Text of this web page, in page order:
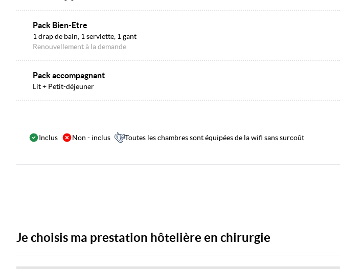
Pack Bien-Etre
1 drap de bain, 1 serviette, 1 gant
Renouvellement à la demande
Pack accompagnant
Lit + Petit-déjeuner
Inclus Non - inclus Toutes les chambres sont équipées de la wifi sans surcoût
Je choisis ma prestation hôtelière en chirurgie